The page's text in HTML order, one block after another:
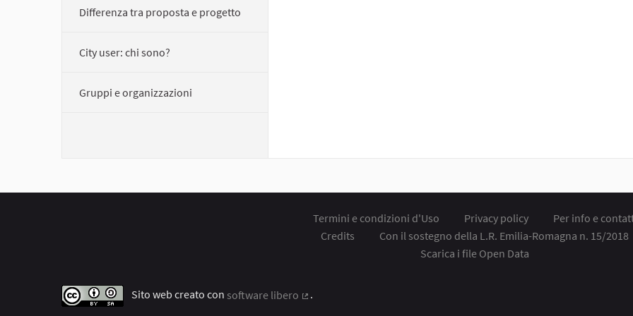
Differenza tra proposta e progetto
City user: chi sono?
Gruppi e organizzazioni
Termini e condizioni d'Uso Privacy policy
Per info e
Credits
Con il sostegno della L.R. Emilia-Romagna n. 15/2018
Scarica i file Open Data
Sito web creato con software libero
.